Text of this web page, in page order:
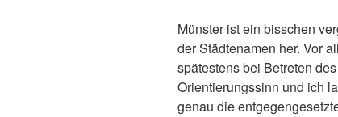
Münster ist ein bisschen
der Städtenamen her. Vor
spätestens bei Betreten
Orientierungssinn und ich
genau die